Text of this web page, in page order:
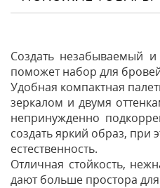
Создать незабываемый
поможет набор для
Удобная компактная
зеркалом и двумя
непринужденно
создать яркий образ, при
естественность.
Отличная стойкость,
дают больше простора